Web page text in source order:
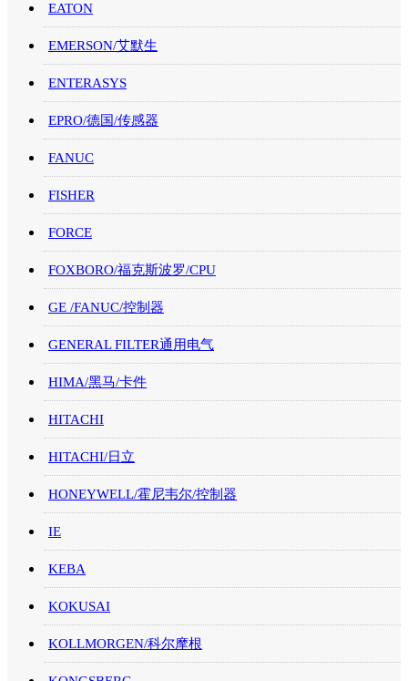
EATON
EMERSON/艾默生
ENTERASYS
EPRO/德国/传感器
FANUC
FISHER
FORCE
FOXBORO/福克斯波罗/CPU
GE /FANUC/控制器
GENERAL FILTER通用电气
HIMA/黑马/卡件
HITACHI
HITACHI/日立
HONEYWELL/霍尼韦尔/控制器
IE
KEBA
KOKUSAI
KOLLMORGEN/科尔摩根